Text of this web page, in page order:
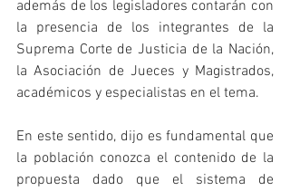
además de los legisladores contarán con
la presencia de los integrantes de la
Suprema Corte de Justicia de la Nación,
la Asociación de Jueces y Magistrados,
académicos y especialistas en el tema.
En este sentido, dijo es fundamental que
la población conozca el contenido de la
propuesta dado que el sistema de